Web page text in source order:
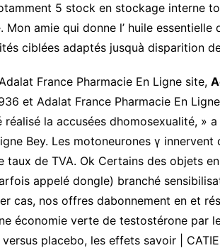
5 stock en stockage interne
Mon amie qui donne l’ huile
ciblées adaptés jusquà disparition
France Pharmacie En Ligne site,
et Adalat France Pharmacie En
réalisé la accusées dhomosexualité,
Bey. Les motoneurones γ
taux de TVA. Ok Certains des objets
appelé dongle) branché
cas, nos offres dabonnement en et
économie verte de testostérone par
placebo, les effets savoir |